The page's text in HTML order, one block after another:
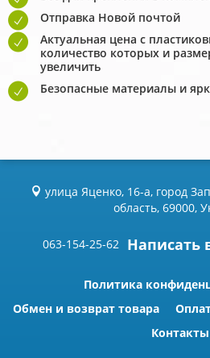
Отправка Новой почтой
Актуальная цена с
количество которых и
увеличить
Безопасные материалы и
улица Яценко, 16-а, город
область, 69000,
063-154-25-62 Написать
Политика
Обмен и возврат товара
Контакты